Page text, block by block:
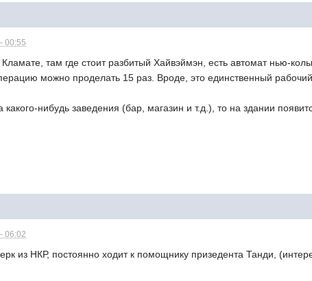
00:55
там где стоит разбитый Хайвэймэн, есть автомат нью-
можно проделать 15 раз. Вроде, это единственный
нибудь заведения (бар, магазин и т.д.), то на здании
06:02
из НКР, постоянно ходит к помощнику призедента Танди,